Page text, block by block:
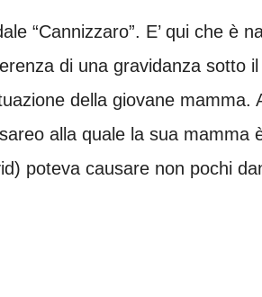
“Cannizzaro”. E’ qui che è
di una gravidanza sotto
della giovane mamma.
alla quale la sua mamma
poteva causare non pochi